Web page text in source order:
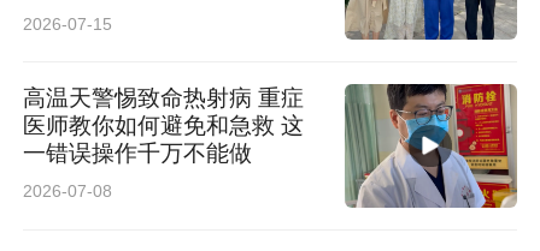
2026-07-15
高温天警惕致命热射病 重症
医师教你如何避免和急救 这
一错误操作千万不能做
2026-07-08